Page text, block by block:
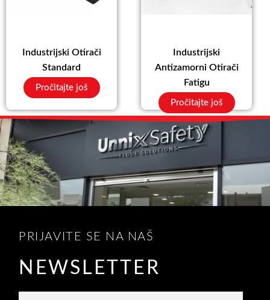
Industrijski Otirači
Standard
Pročitajte još
Industrijski
Antizamorni Otirači
Fatigu
Pročitajte još
PRIJAVITE SE NA NAŠ
NEWSLETTER